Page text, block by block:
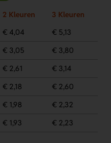
2 Kleuren
3 Kleuren
€ 4,04
€ 5,13
€ 3,05
€ 3,80
€ 2,61
€ 3,14
€ 2,18
€ 2,60
€ 1,98
€ 2,32
€ 1,93 € 2,23